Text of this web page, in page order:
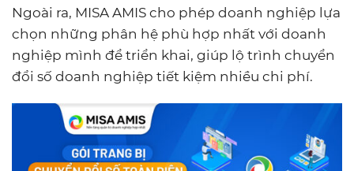
Ngoài ra, MISA AMIS cho phép doanh nghiệp lựa
chọn những phân hệ phù hợp nhất với doanh
nghiệp mình để triển khai, giúp lộ trình chuyển
đổi số doanh nghiệp tiết kiệm nhiều chi phí.